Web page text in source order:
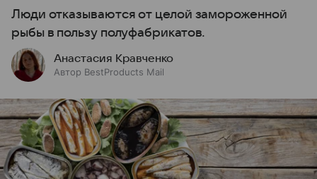
Люди отказываются от целой замороженной
рыбы в пользу полуфабрикатов.
Анастасия Кравченко
Автор BestProducts Mail